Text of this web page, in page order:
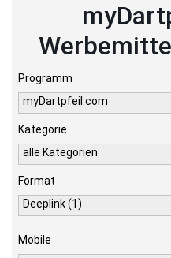
Programm
myDartpfeil.com
Kategorie
alle Kategorien
Format
Deeplink (1)
Mobile